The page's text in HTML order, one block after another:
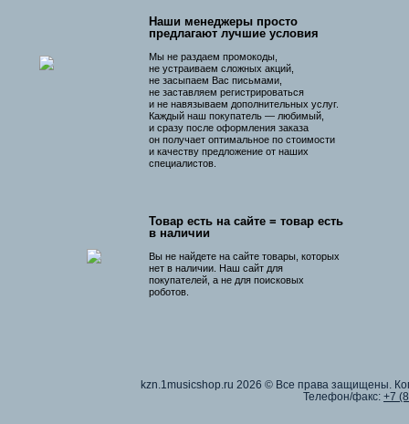
Наши менеджеры просто
предлагают лучшие условия
Мы не раздаем промокоды,
не устраиваем сложных акций,
не засыпаем Вас письмами,
не заставляем регистрироваться
и не навязываем дополнительных услуг.
Каждый наш покупатель — любимый,
и сразу после оформления заказа
он получает оптимальное по стоимости
и качеству предложение от наших
специалистов.
Товар есть на сайте = товар есть
в наличии
Вы не найдете на сайте товары, которых
нет в наличии. Наш сайт для
покупателей, а не для поисковых
роботов.
kzn.1musicshop.ru 2026 © Все права защищены.
Телефон/факс: +7